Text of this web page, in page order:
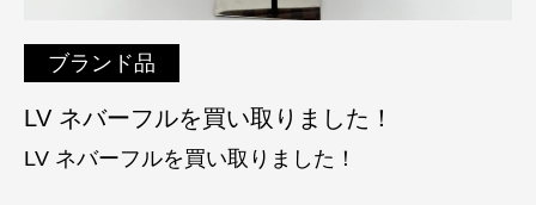
ブランド品
LV ネバーフルを買い取りました！
LV ネバーフルを買い取りました！